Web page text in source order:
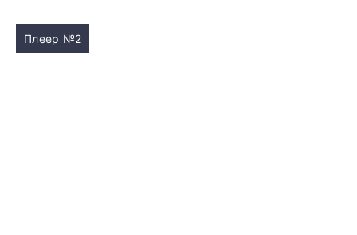
Плеер №2